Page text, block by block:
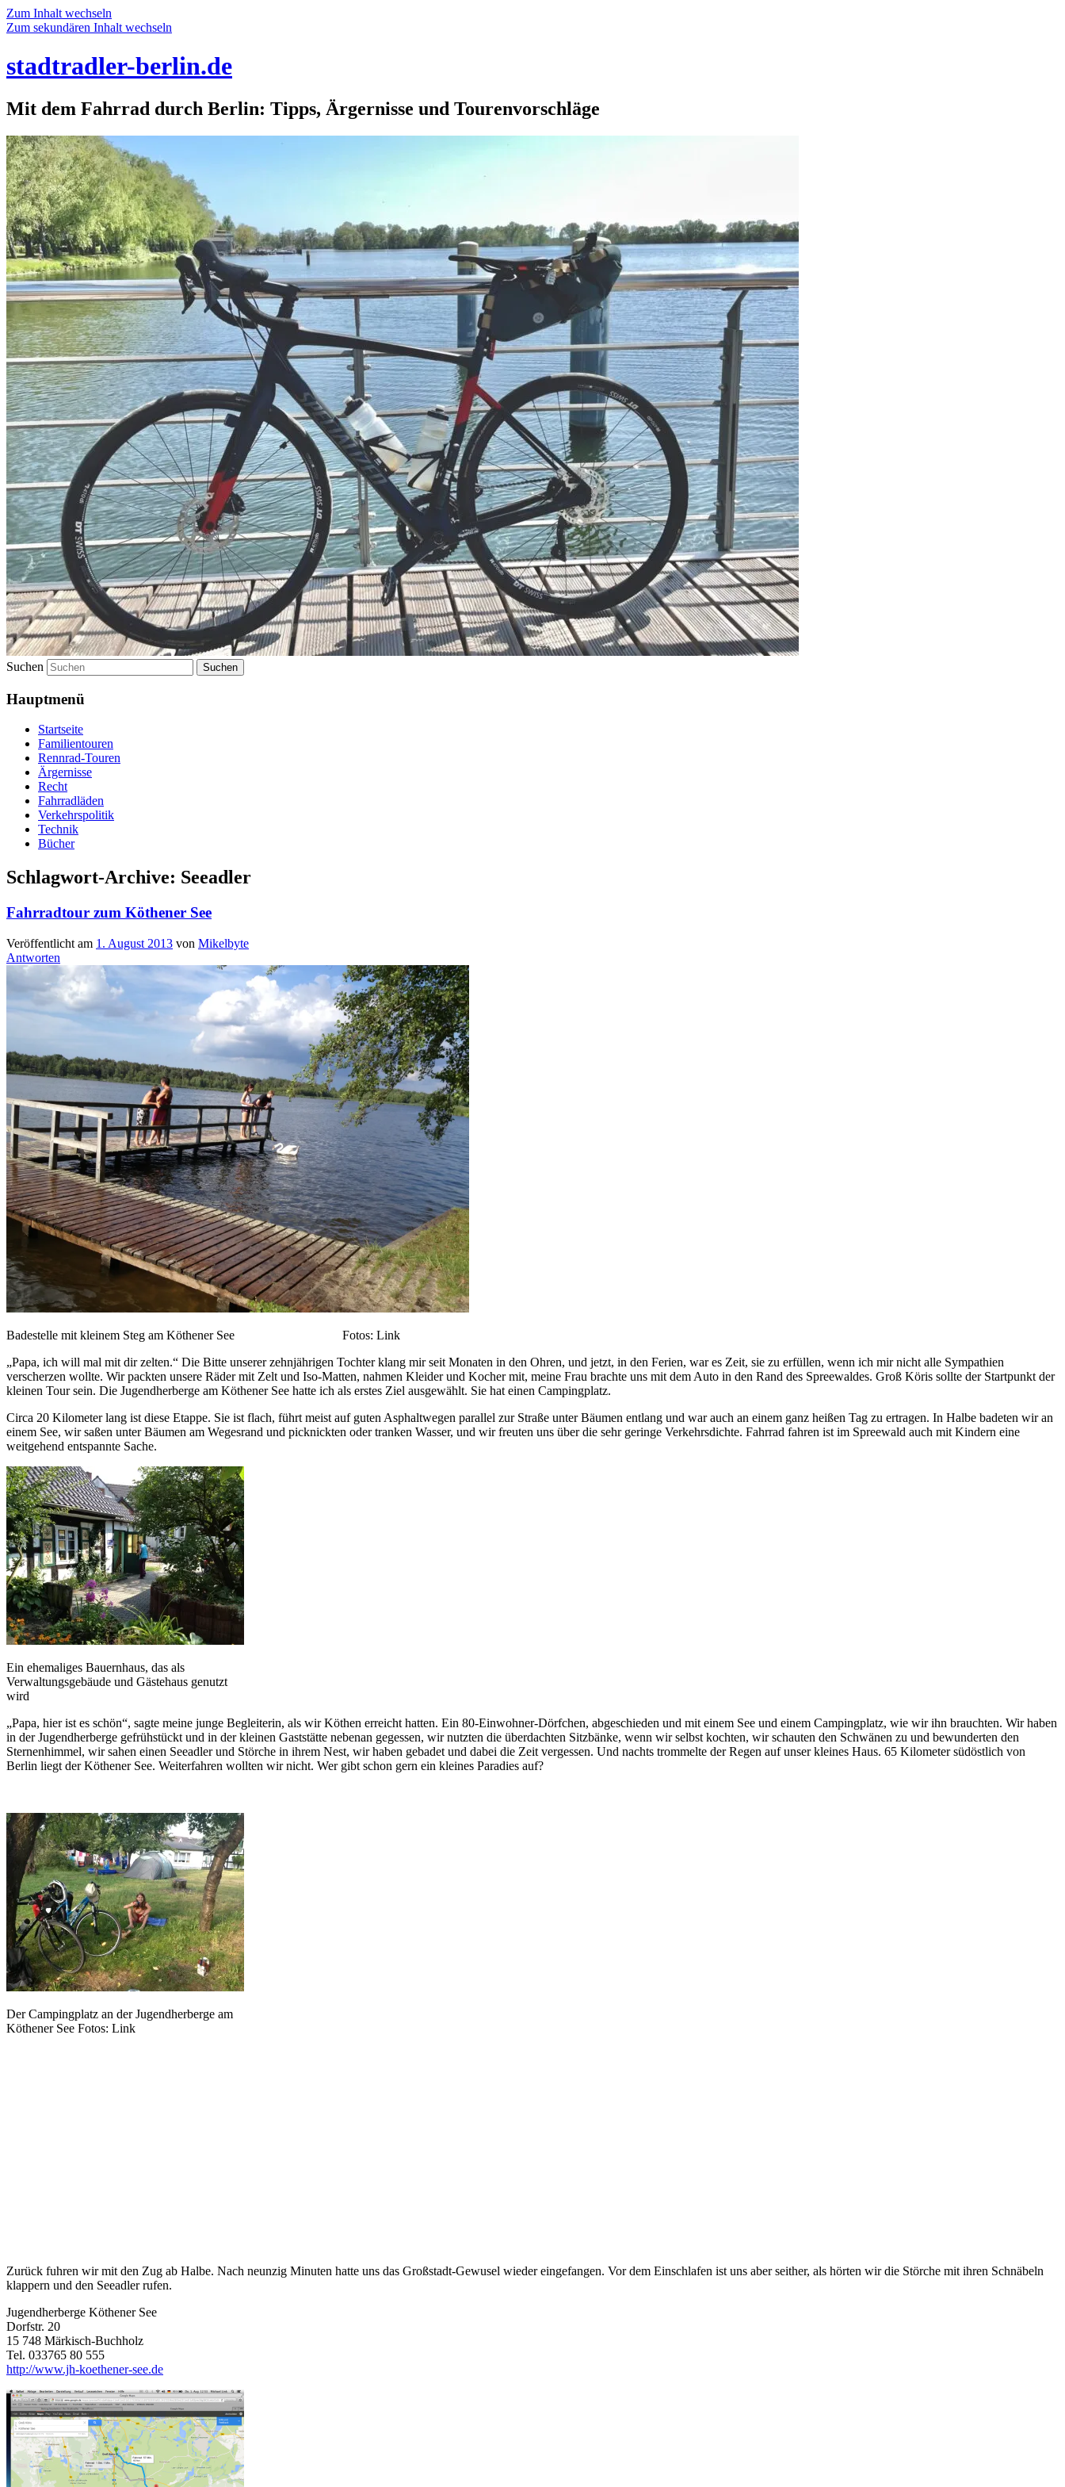
Zum Inhalt wechseln
Zum sekundären Inhalt wechseln
stadtradler-berlin.de
Mit dem Fahrrad durch Berlin: Tipps, Ärgernisse und Tourenvorschläge
Suchen
Hauptmenü
Startseite
Familientouren
Rennrad-Touren
Ärgernisse
Recht
Fahrradläden
Verkehrspolitik
Technik
Bücher
Schlagwort-Archive: Seeadler
Fahrradtour zum Köthener See
Veröffentlicht am 1. August 2013 von Mikelbyte
Antworten
Badestelle mit kleinem Steg am Köthener See Fotos: Link
„Papa, ich will mal mit dir zelten.“ Die Bitte unserer zehnjährigen Tochter klang mir seit Monaten in den Ohren, und jetzt, in den Ferien, war es Zeit, sie zu erfüllen, wenn ich mir nicht alle Sympathien
verscherzen wollte. Wir packten unsere Räder mit Zelt und Iso-Matten, nahmen Kleider und Kocher mit, meine Frau brachte uns mit dem Auto in den Rand des Spreewaldes. Groß Köris sollte der Startpunkt der
kleinen Tour sein. Die Jugendherberge am Köthener See hatte ich als erstes Ziel ausgewählt. Sie hat einen Campingplatz.
Circa 20 Kilometer lang ist diese Etappe. Sie ist flach, führt meist auf guten Asphaltwegen parallel zur Straße unter Bäumen entlang und war auch an einem ganz heißen Tag zu ertragen. In Halbe badeten wir an
einem See, wir saßen unter Bäumen am Wegesrand und picknickten oder tranken Wasser, und wir freuten uns über die sehr geringe Verkehrsdichte. Fahrrad fahren ist im Spreewald auch mit Kindern eine
weitgehend entspannte Sache.
Ein ehemaliges Bauernhaus, das als
Verwaltungsgebäude und Gästehaus genutzt
wird
„Papa, hier ist es schön“, sagte meine junge Begleiterin, als wir Köthen erreicht hatten. Ein 80-Einwohner-Dörfchen, abgeschieden und mit einem See und einem Campingplatz, wie wir ihn brauchten. Wir haben
in der Jugendherberge gefrühstückt und in der kleinen Gaststätte nebenan gegessen, wir nutzten die überdachten Sitzbänke, wenn wir selbst kochten, wir schauten den Schwänen zu und bewunderten den
Sternenhimmel, wir sahen einen Seeadler und Störche in ihrem Nest, wir haben gebadet und dabei die Zeit vergessen. Und nachts trommelte der Regen auf unser kleines Haus. 65 Kilometer südöstlich von
Berlin liegt der Köthener See. Weiterfahren wollten wir nicht. Wer gibt schon gern ein kleines Paradies auf?
Der Campingplatz an der Jugendherberge am
Köthener See Fotos: Link
Zurück fuhren wir mit den Zug ab Halbe. Nach neunzig Minuten hatte uns das Großstadt-Gewusel wieder eingefangen. Vor dem Einschlafen ist uns aber seither, als hörten wir die Störche mit ihren Schnäbeln
klappern und den Seeadler rufen.
Jugendherberge Köthener See
Dorfstr. 20
15 748 Märkisch-Buchholz
Tel. 033765 80 555
http://www.jh-koethener-see.de